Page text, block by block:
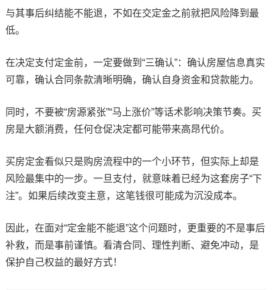
与其事后纠结能不能退，不如在交定金之前就把风险降到最
低。
在决定支付定金前，一定要做到“三确认”：确认房屋信息真实
可靠，确认合同条款清晰明确，确认自身资金和贷款能力。
同时，不要被“房源紧张”“马上涨价”等话术影响决策节奏。买
房是大额消费，任何仓促决定都可能带来高昂代价。
买房定金看似只是购房流程中的一个小环节，但实际上却是
风险最集中的一步。一旦支付，就意味着已经为这套房子“下
注”。如果后续改变主意，这笔钱很可能成为沉没成本。
因此，在面对“定金能不能退”这个问题时，更重要的不是事后
补救，而是事前谨慎。看清合同、理性判断、避免冲动，是
保护自己权益的最好方式！